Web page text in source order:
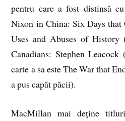
pentru care a fost distinsă
Nixon in China: Six Days that
Uses and Abuses of History
Canadians: Stephen
carte a sa este The War that
a pus capăt păcii).
MacMillan mai deține